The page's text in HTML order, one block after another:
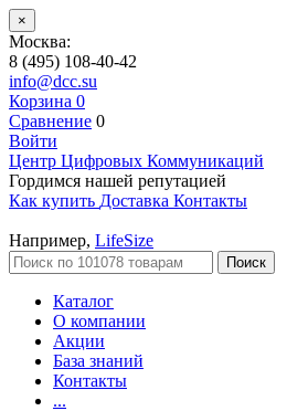
×
Москва:
8 (495) 108-40-42
info@dcc.su
Корзина 0
Сравнение 0
Войти
Центр Цифровых Коммуникаций
Гордимся нашей репутацией
Как купить Доставка Контакты
Например, LifeSize
Поиск
Каталог
О компании
Акции
База знаний
Контакты
...